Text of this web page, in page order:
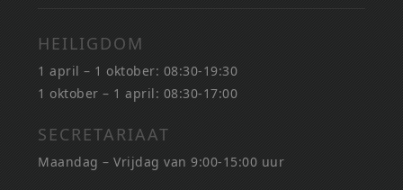
HEILIGDOM
1 april – 1 oktober: 08:30-19:30
1 oktober – 1 april: 08:30-17:00
SECRETARIAAT
Maandag – Vrijdag van 9:00-15:00 uur